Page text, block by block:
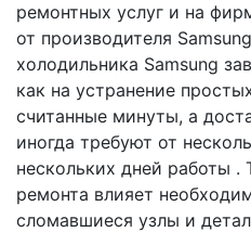
ремонтных услуг и на
от производителя
холодильника Samsung
как на устранение
считанные минуты, а
иногда требуют от
нескольких дней работы .
ремонта влияет
сломавшиеся узлы и